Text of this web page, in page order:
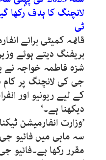
لانچنگ کا ہدف رکھا
ٹی
قائمہ کمیٹی برائے
بریفنگ دیتے ہوئے
شزہ فاطمہ خواجہ نے
جی کی لانچنگ پر کام
کے لیے ریونیو اور
دیکھنا ہے۔‘
سہ ماہی میں فائیو
مقرر رکھا ہے۔فائیو